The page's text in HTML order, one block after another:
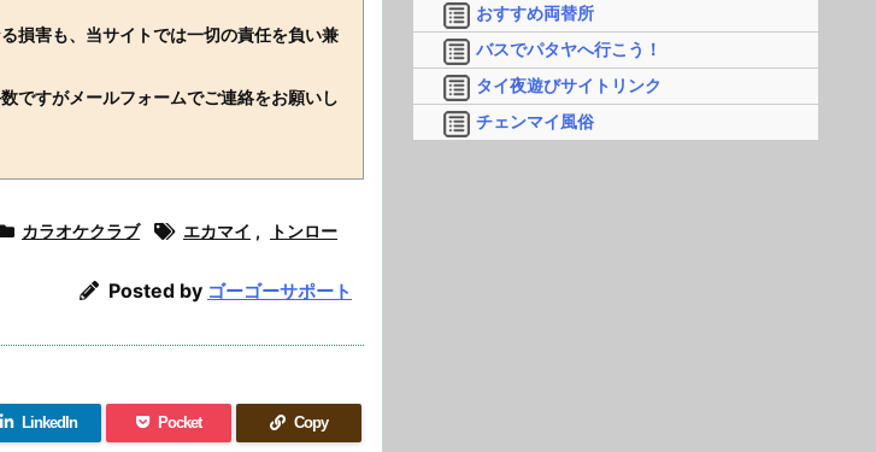
損害も、当サイトでは一切の責任を負い兼
ですがメールフォームでご連絡をお願いし
カラオケクラブ エカマイ , トンロー
Posted by ゴーゴーサポート
LinkedIn Pocket Copy
おすすめ両替所
バスでパタヤへ行こう！
タイ夜遊びサイトリンク
チェンマイ風俗